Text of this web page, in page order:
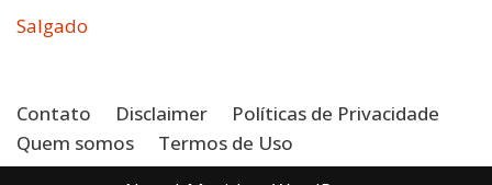
Salgado
Contato Disclaimer
Políticas de Privacidade
Quem somos
Termos de Uso